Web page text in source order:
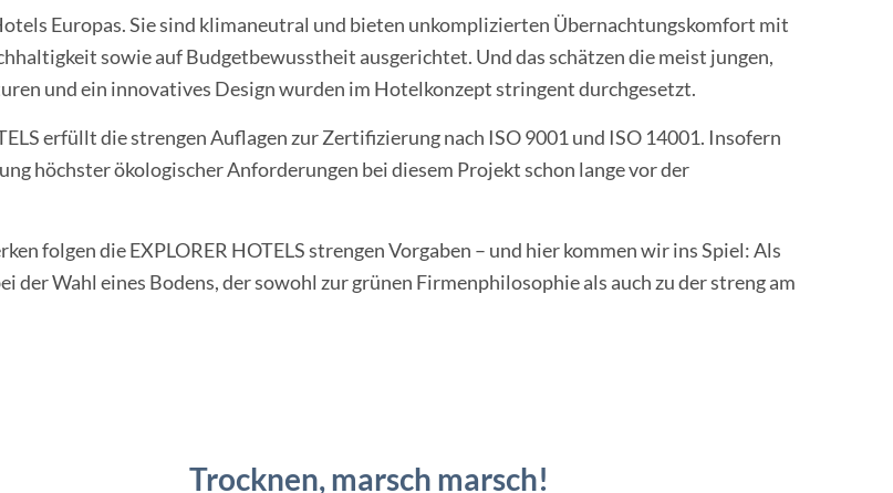
Europas. Sie sind klimaneutral und bieten unkomplizierten Übernachtungskomfort mit
sowie auf Budgetbewusstheit ausgerichtet. Und das schätzen die meist jungen,
und ein innovatives Design wurden im Hotelkonzept stringent durchgesetzt.
erfüllt die strengen Auflagen zur Zertifizierung nach ISO 9001 und ISO 14001. Insofern
höchster ökologischer Anforderungen bei diesem Projekt schon lange vor der
folgen die EXPLORER HOTELS strengen Vorgaben – und hier kommen wir ins Spiel: Als
Wahl eines Bodens, der sowohl zur grünen Firmenphilosophie als auch zu der streng am
Trocknen, marsch marsch!